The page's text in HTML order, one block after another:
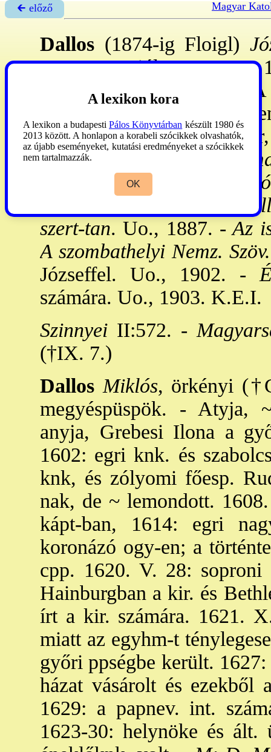
🡰 előző Magyar
Dallos (1874-ig Floigl)
vm., 1849. júl. 5.-Csorna,
Csornán lépett a r-be.
végezte. 1874: pappá
Szombathelyen gimn.
-M: Shakespeare
Szombathely, 1883. -
Az
A kat. kultusz
szert-tan. Uo., 1887. - Az
A szombathelyi Nemz.
Józseffel. Uo., 1902. -
számára. Uo., 1903. K.E.I.
Szinnyei II:572. -
(†IX. 7.)
Dallos Miklós, örkényi
megyéspüspök. - Atyja,
anyja, Grebesi Ilona a
1602: egri knk. és
knk, és zólyomi főesp.
nak, de ~ lemondott.
kápt-ban, 1614: egri
koronázó ogy-en; a
cpp. 1620. V. 28: soproni
Hainburgban a kir. és
írt a kir. számára. 1621.
miatt az egyhm-t
győri ppségbe került.
házat vásárolt és
1629: a papnev. int.
1623-30: helynöke és
A lexikon kora
A lexikon a budapesti Pálos Könyvtárban készült 1980 és
2013 között. A honlapon a korabeli szócikkek olvashatók,
az újabb eseményeket, kutatási eredményeket a szócikkek
nem tartalmazzák.
OK